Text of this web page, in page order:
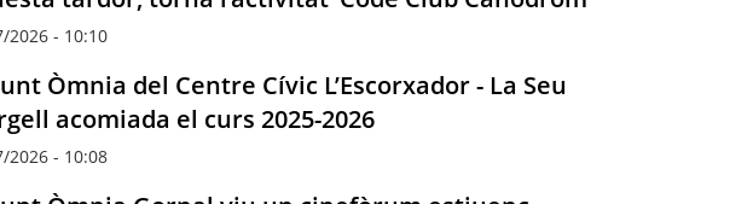
2026 - 10:10
Òmnia del Centre Cívic L’Escorxador - La Seu
acomiada el curs 2025-2026
2026 - 10:08